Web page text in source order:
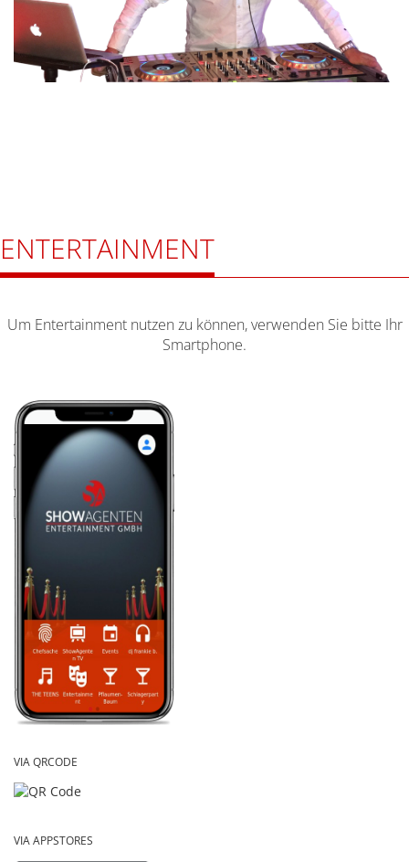
ENTERTAINMENT
Um Entertainment nutzen zu können, verwenden Sie bitte Ihr
Smartphone.
VIA QRCODE
VIA APPSTORES